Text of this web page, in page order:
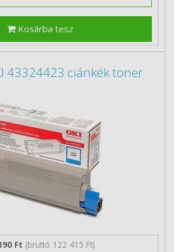
Kosárba tesz
43324423 ciánkék toner
Ft (bruttó 122 415 Ft)